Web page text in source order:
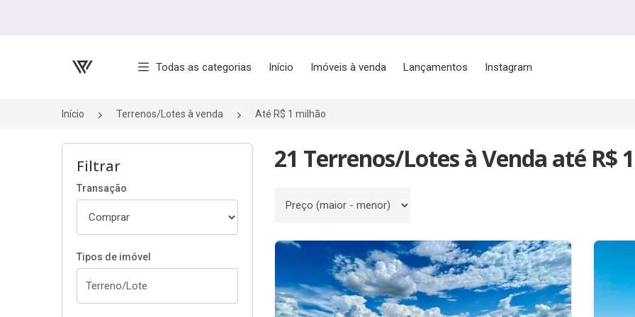
Página inicial
Todas as categorias Início Imóveis à venda Lançamentos Instagram
Início Terrenos/Lotes à venda Até R$ 1 milhão
Filtrar
Transação
Tipos de imóvel
21 Terrenos/Lotes à Venda até R$
Ordenar por